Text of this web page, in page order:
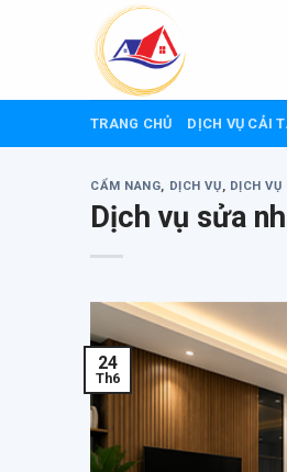
TRANG CHỦ DỊCH VỤ CẢI
CẨM NANG, DỊCH VỤ, DỊCH VỤ
Dịch vụ sửa
24
Th6